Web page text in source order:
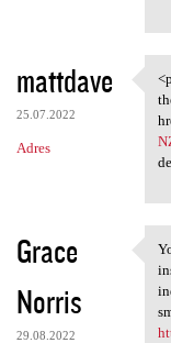
mattdave
25.07.2022
Adres
Grace
Norris
29.08.2022